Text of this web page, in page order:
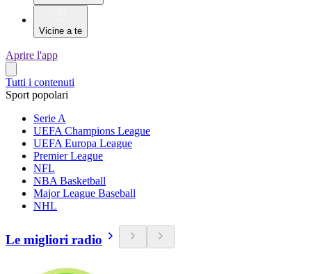
Vicine a te
Aprire l'app
Tutti i contenuti
Sport popolari
Serie A
UEFA Champions League
UEFA Europa League
Premier League
NFL
NBA Basketball
Major League Baseball
NHL
Le migliori radio